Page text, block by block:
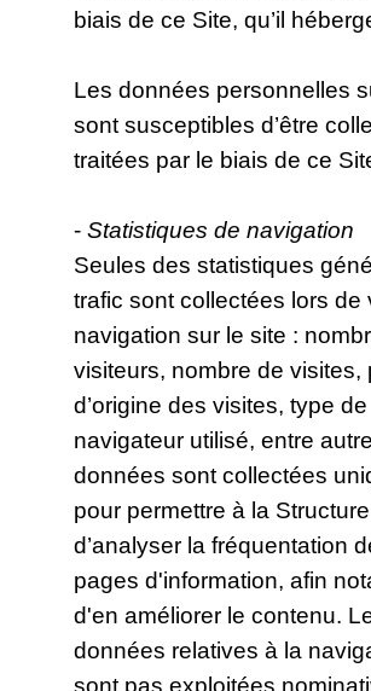
biais de ce Site, qu’il
Les données personnelles
sont susceptibles d’être
traitées par le biais de ce
-Statistiques de navigation
Seules des statistiques
trafic sont collectées lors de
navigation sur le site :
visiteurs, nombre de visites,
d’origine des visites, type de
navigateur utilisé, entre
données sont collectées
pour permettre à la Structure
d’analyser la fréquentation
pages d'information, afin
d'en améliorer le contenu.
données relatives à la
sont pas exploitées